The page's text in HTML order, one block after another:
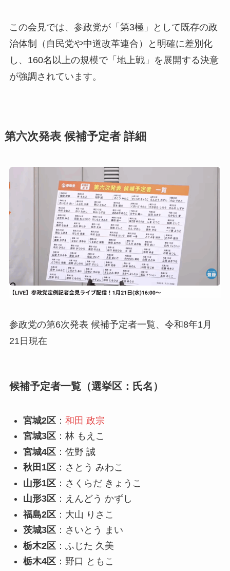
この会見では、参政党が「第3極」として既存の政
治体制（自民党や中道改革連合）と明確に差別化
し、160名以上の規模で「地上戦」を展開する決意
が強調されています。
第六次発表 候補予定者 詳細
参政党の第6次発表 候補予定者一覧、令和8年1月
21日現在
候補予定者一覧（選挙区：氏名）
宮城2区： 和田 政宗
宮城3区：林 もえこ
宮城4区：佐野 誠
秋田1区：さとう みわこ
山形1区：さくらだ きょうこ
山形3区：えんどう かずし
福島2区：大山 りさこ
茨城3区：さいとう まい
栃木2区：ふじた 久美
栃木4区：野口 ともこ